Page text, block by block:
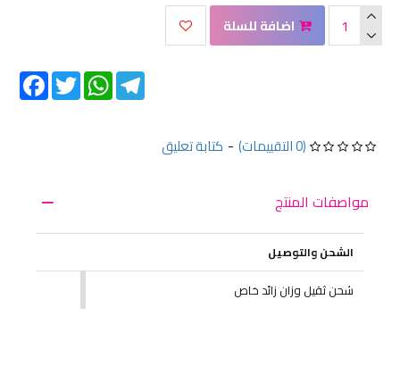
(0 التقييمات) - كتابة تعليق
اضافة للسلة
Twitter
WhatsAppTelegram
مواصفات المنتج
الشحن والتوصيل
شحن ثقيل وزان زائد خاص